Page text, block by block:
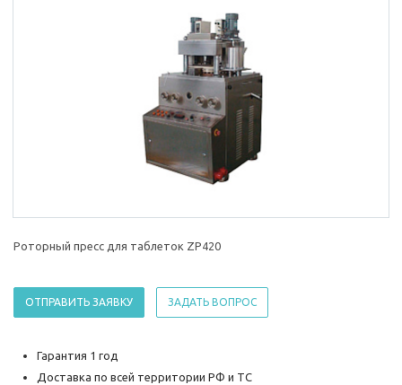
Роторный пресс для таблеток ZP420
ОТПРАВИТЬ ЗАЯВКУ ЗАДАТЬ ВОПРОС
Гарантия 1 год
Доставка по всей территории РФ и ТС